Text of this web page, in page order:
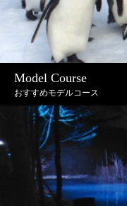
Model Course
おすすめモデルコース